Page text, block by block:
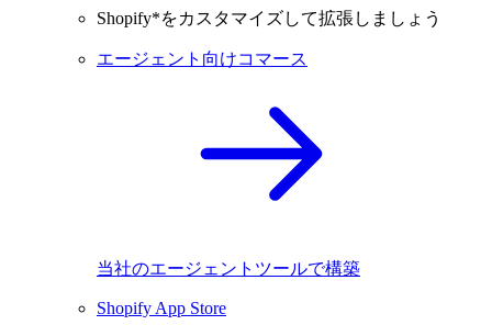
Shopify*をカスタマイズして拡張しましょう
エージェント向けコマース
当社のエージェントツールで構築
Shopify App Store